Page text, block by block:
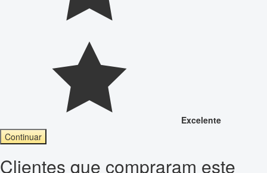
Excelente
Continuar
Clientes que compraram este